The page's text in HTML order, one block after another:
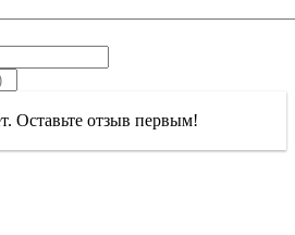
Оставьте отзыв первым!